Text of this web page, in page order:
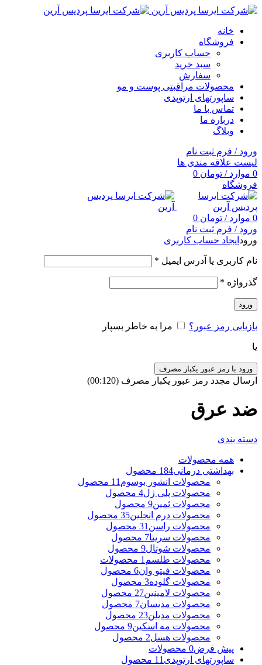
خانه
فروشگاه
حساب کاربری
سبد خرید
سفارش
محصولات مراقبتی پوست و مو
ساپورتهای ارتوپدی
تماس با ما
درباره ما
وبلاگ
ورود / فرم ثبت نام
لیست علاقه مندی ها
0 موارد / تومان
فروشگاه
0 موارد / تومان
ورود / فرم ثبت نام
ورود ایجاد حساب کاربری
نام کاربری یا آدرس ایمیل *
گذرواژه *
ورود
بازیابی رمز عبور؟ مرا به خاطر بسپار
یا
ورود با رمز عبور یکبار مصرف
ارسال مجدد رمز عبور یکبار مصرف (00:
120
)
ضد عرق
دسته بندی
همه محصولات
بهداشتی درمانی184 محصول
محصولات انشور بوسوم 11 محصول
محصولات پلی ژل4 محصول
محصولات ثمین9 محصول
محصولات درم انجلین35 محصول
محصولات راسن 31 محصول
محصولات سریتا7 محصول
محصولات شوتال9 محصول
محصولات طلسم 1 محصولات
محصولات فیتو وان6 محصول
محصولات گلوده3 محصول
محصولات لامینین27 محصول
محصولات مدیسان7 محصول
محصولات مدیلن23 محصول
محصولات مه اسکین9 محصول
محصولات هسل2 محصول
پیش فرض0 محصولات
ساپورتهای ارتوپدی 11 محصول